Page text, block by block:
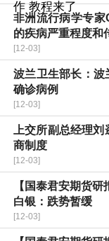
非洲流行病学专
的疾病严重程度和
[12-03]
波兰卫生部长：波
确诊病例
[12-03]
上交所副总经理
商制度
[12-03]
【国泰君安期货
白银：跌势暂缓
[12-03]